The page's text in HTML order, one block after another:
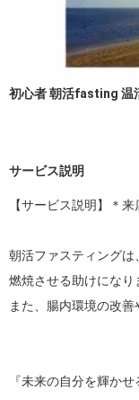
初心者 朝活fasting 温
サービス説明
【サービス説明】＊
朝活ファスティング
燃焼させる助けになり
また、腸内環境の改善
『未来の自分を輝か